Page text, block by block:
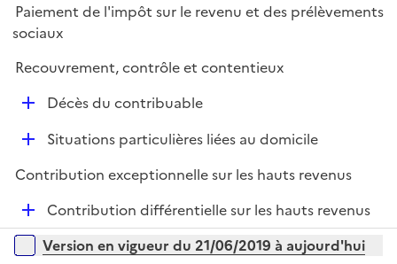
i
e
r
p
l
i
Paiement de l'impôt sur le revenu et des prélèvements
sociaux
Recouvrement, contrôle et contentieux
D
i
r
Décès du contribuable
D
p
i
e
Situations particulières liées au domicile
Contribution exceptionnelle sur les hauts revenus
D
é
p
Contribution différentielle sur les hauts revenus
Versions sur la période
Version en vigueur du 21/06/2019 à aujourd'hui